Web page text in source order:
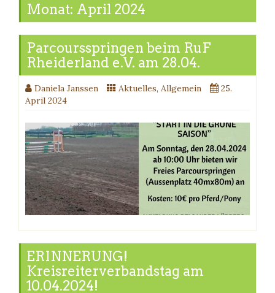
Monat: April 2024
Parcoursspringen beim RuF
Rheiderland e.V. am 28.04.
Daniela Janssen Aktuelles, Allgemein
25.
April 2024
ERINNERUNG!
Kreisreiterverbandstag am
10.04.2024!